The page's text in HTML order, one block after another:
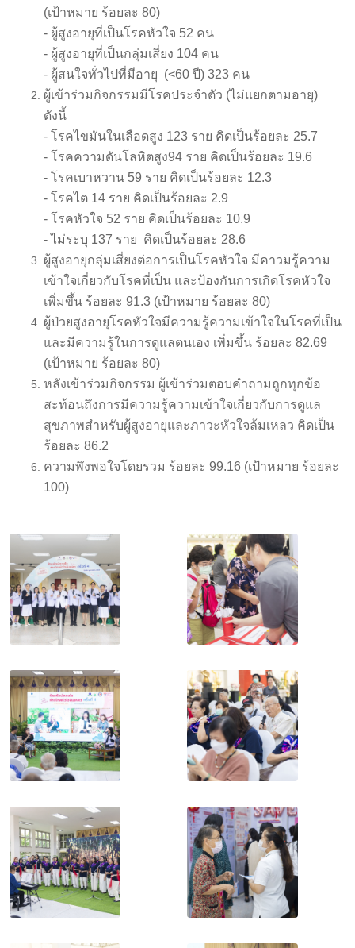
(เป้าหมาย ร้อยละ 80)
- ผู้สูงอายุที่เป็นโรคหัวใจ 52 คน
- ผู้สูงอายุที่เป็นกลุ่มเสี่ยง 104 คน
- ผู้สนใจทั่วไปที่มีอายุ (<60 ปี) 323 คน
ผู้เข้าร่วมกิจกรรมมีโรคประจำตัว (ไม่แยกตามอายุ)
ดังนี้
- โรคไขมันในเลือดสูง 123 ราย คิดเป็นร้อยละ 25.7
- โรคความดันโลหิตสูง94 ราย คิดเป็นร้อยละ 19.6
- โรคเบาหวาน 59 ราย คิดเป็นร้อยละ 12.3
- โรคไต 14 ราย คิดเป็นร้อยละ 2.9
- โรคหัวใจ 52 ราย คิดเป็นร้อยละ 10.9
- ไม่ระบุ 137 ราย คิดเป็นร้อยละ 28.6
ผู้สูงอายุกลุ่มเสี่ยงต่อการเป็นโรคหัวใจ มีคาวมรู้ความ
เข้าใจเกี่ยวกับโรคที่เป็น และป้องกันการเกิดโรคหัวใจ
เพิ่มขึ้น ร้อยละ 91.3 (เป้าหมาย ร้อยละ 80)
ผู้ป่วยสูงอายุโรคหัวใจมีความรู้ความเข้าใจในโรคที่เป็น
และมีความรู้ในการดูแลตนเอง เพิ่มขึ้น ร้อยละ 82.69
(เป้าหมาย ร้อยละ 80)
หลังเข้าร่วมกิจกรรม ผู้เข้าร่วมตอบคำถามถูกทุกข้อ
สะท้อนถึงการมีความรู้ความเข้าใจเกี่ยวกับการดูแล
สุขภาพสำหรับผู้สูงอายุและภาวะหัวใจล้มเหลว คิดเป็น
ร้อยละ 86.2
ความพึงพอใจโดยรวม ร้อยละ 99.16 (เป้าหมาย ร้อยละ
100)